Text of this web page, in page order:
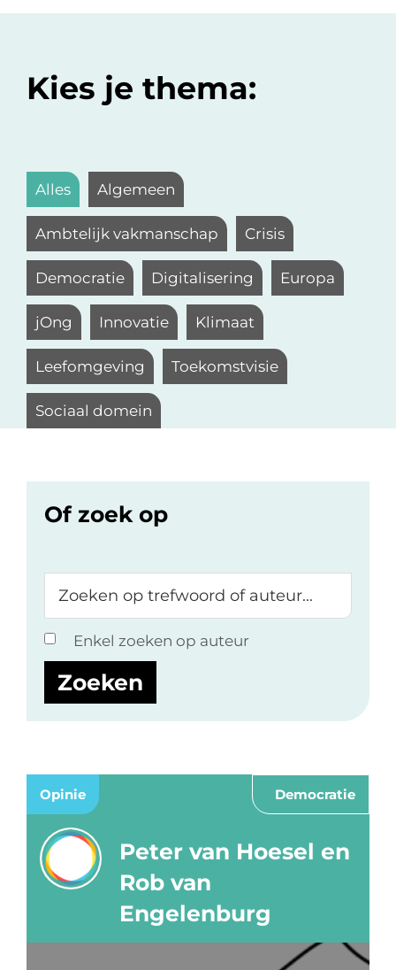
Kies je thema:
Alles Algemeen
Ambtelijk vakmanschap Crisis
Democratie Digitalisering Europa
jOng Innovatie Klimaat
Leefomgeving Toekomstvisie
Sociaal domein
Of zoek op
op
trefwoord
of
auteur...
Enkel zoeken op auteur
Opinie Democratie
Peter van Hoesel en
Rob van
Engelenburg